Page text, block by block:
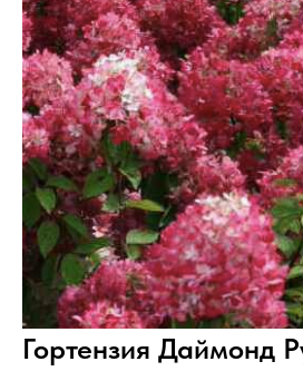
Гортензия Даймонд